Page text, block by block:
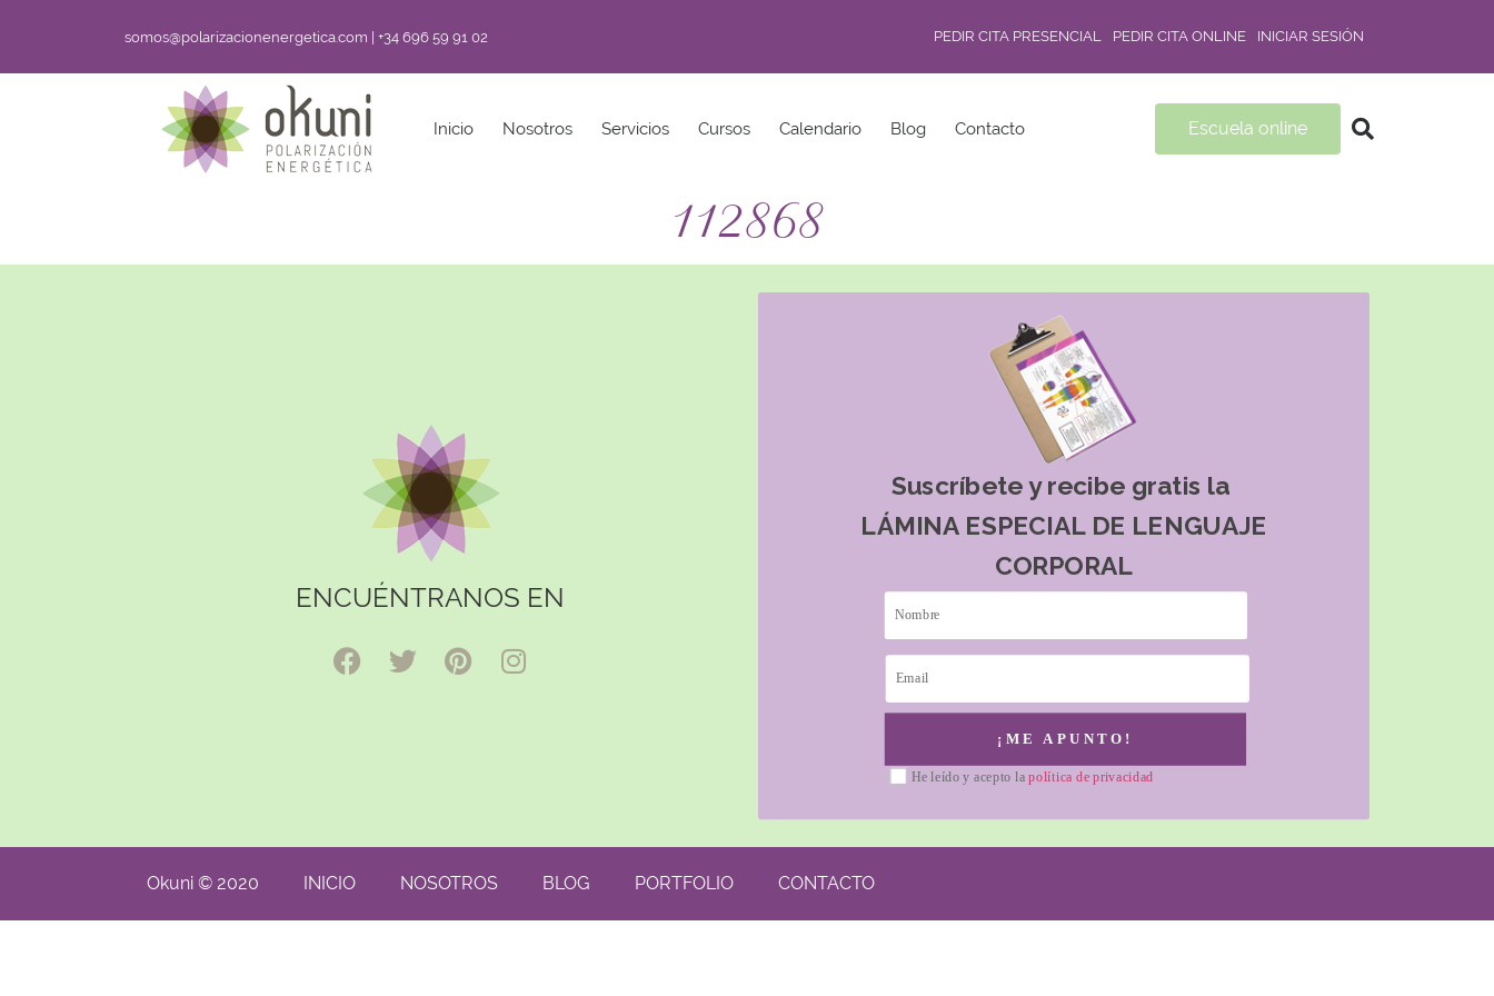
somos@polarizacionenergetica.com | +34 696 59 91 02 PEDIR CITA PRESENCIAL PEDIR CITA ONLINE INICIAR SESIÓN
Inicio Nosotros Servicios Cursos Calendario Blog Contacto Escuela online
112868
ENCUÉNTRANOS EN
Suscríbete y recibe gratis la
LÁMINA ESPECIAL DE LENGUAJE
CORPORAL
He leído y acepto lapolítica de privacidad
¡ME APUNTO!
Okuni © 2020 INICIO NOSOTROS BLOG PORTFOLIO CONTACTO